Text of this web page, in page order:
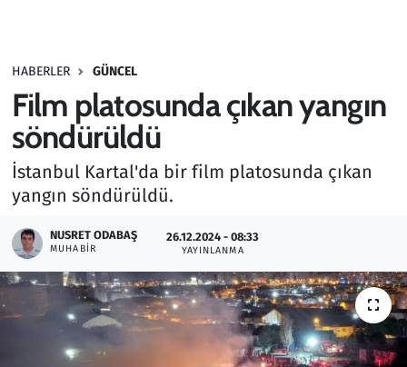
HABERLER GÜNCEL
Film platosunda çıkan yangın
söndürüldü
İstanbul Kartal'da bir film platosunda çıkan
yangın söndürüldü.
NUSRET ODABAŞ
MUHABIR
26.12.2024 - 08:33
YAYINLANMA
Haber
Kültür Sanat
Kurumsal Haberler
Otomobil
Oyun